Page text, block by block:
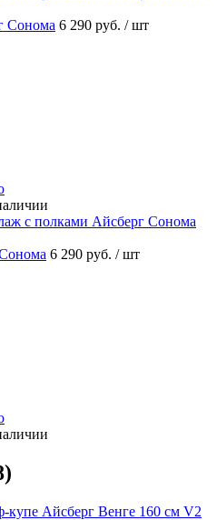
Сонома 6 290 руб. / шт
6 290 руб. / шт